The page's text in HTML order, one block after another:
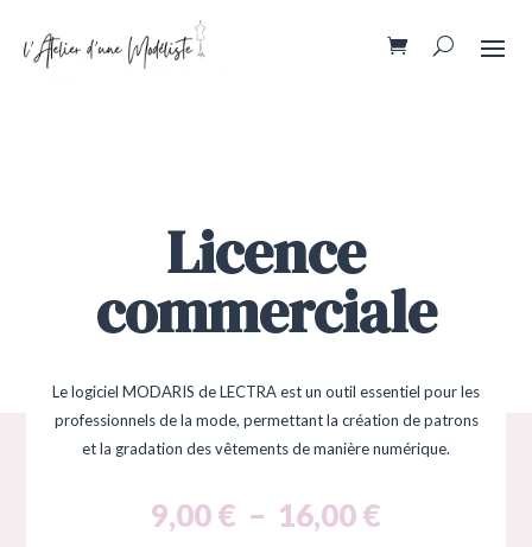
Licence
commerciale
Le logiciel MODARIS de LECTRA est un outil essentiel pour les
professionnels de la mode, permettant la création de patrons
et la gradation des vêtements de manière numérique.
9,00€ – 16,00€